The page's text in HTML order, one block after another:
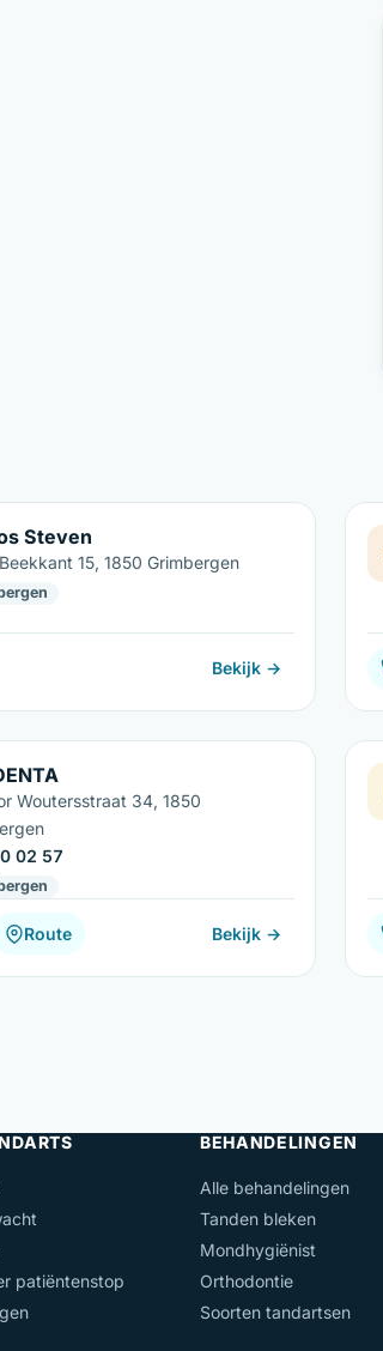
Steven
15, 1850 Grimbergen
Bekijk →
Woutersstraat 34, 1850
02 57
Route Bekijk →
patiëntenstop
BEHANDELINGEN
Alle behandelingen
Tanden bleken
Mondhygiënist
Orthodontie
Soorten tandartsen